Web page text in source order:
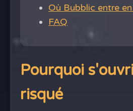
Où Bubblic entre
FAQ
Pourquoi
risqué